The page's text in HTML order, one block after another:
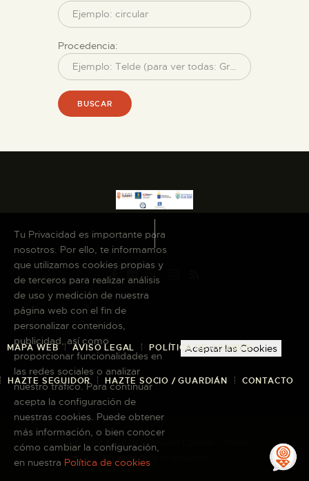
█
EL MUSEO
COLECCIONES
DIDÁCTICA
ESPAÑOL
Procedencia:
BUSCAR
MAPA WEB AVISO LEGAL POLÍTICA DE COOKIES
HAZTE SEGUIDOR HAZTE SOCIO / GUARDIÁN CONTACTO
Copyright © 2026 El Museo Canario · Todos
los derechos reservados
Tu Privacidad es importante para
nosotros. Por ello, te informamos
que utilizamos cookies propias y
de terceros para realizar análisis
de uso y medición de nuestra
página web con el fin de
personalizar contenidos,
publicidad, así como
proporcionar funcionalidades en
las redes sociales o analizar
nuestro tráfico. Para continuar
acepta la configuración de
nuestras cookies. Puede obtener
más información, o bien conocer
cómo cambiar la configuración,
en nuestra Política de cookies
Aceptar las Cookies